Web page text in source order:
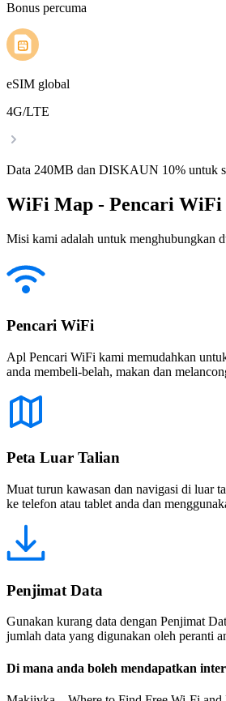
Bonus percuma
eSIM global
4G/LTE
Data 240MB dan DISKAUN 10% untuk
WiFi Map - Pencari WiFi
Misi kami adalah untuk menghubungkan
Pencari WiFi
Apl Pencari WiFi kami memudahkan
anda membeli-belah, makan dan
Peta Luar Talian
Muat turun kawasan dan navigasi di luar
ke telefon atau tablet anda dan
Penjimat Data
Gunakan kurang data dengan Penjimat
jumlah data yang digunakan oleh peranti
Di mana anda boleh mendapatkan